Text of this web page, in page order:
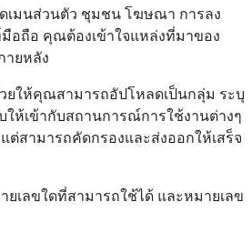
เมนส่วนตัว ชุมชน โฆษณา การลง
อถือ คุณต้องเข้าใจแหล่งที่มาของ
ายหลัง
ยให้คุณสามารถอัปโหลดเป็นกลุ่ม ระบุ
ให้เข้ากับสถานการณ์การใช้งานต่างๆ
ต่สามารถคัดกรองและส่งออกให้เสร็จ
เลขใดที่สามารถใช้ได้ และหมายเลข